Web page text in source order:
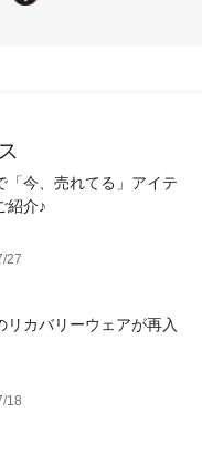
添付文書をご確認くだ
軽やかな薄手素材
「今、売れてる」アイテ
紹介♪
27
リカバリーウェアが再入
18